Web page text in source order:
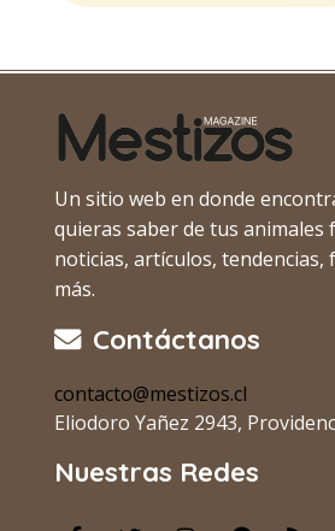
Un sitio web en donde
quieras saber de tus animales
noticias, artículos, tendencias,
más.
Contáctanos
contacto@mestizos.cl
Eliodoro Yañez 2943,
Nuestras Redes